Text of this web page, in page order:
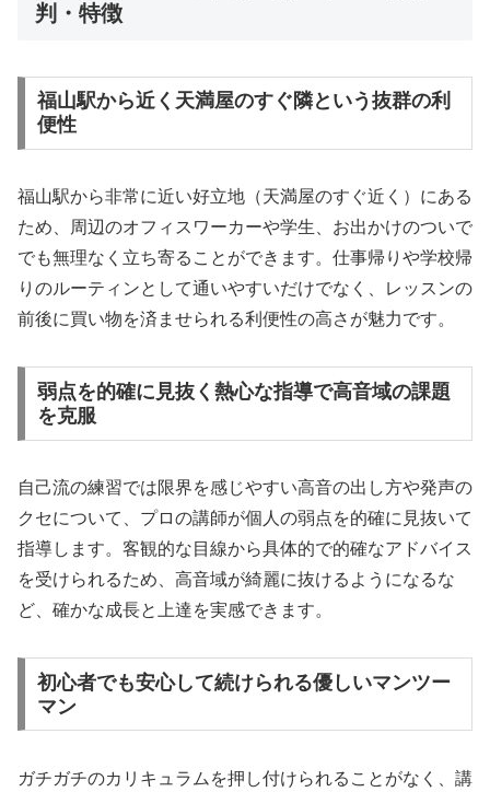
判・特徴
福山駅から近く天満屋のすぐ隣という抜群の利
便性
福山駅から非常に近い好立地（天満屋のすぐ近く）にある
ため、周辺のオフィスワーカーや学生、お出かけのついで
でも無理なく立ち寄ることができます。仕事帰りや学校帰
りのルーティンとして通いやすいだけでなく、レッスンの
前後に買い物を済ませられる利便性の高さが魅力です。
弱点を的確に見抜く熱心な指導で高音域の課題
を克服
自己流の練習では限界を感じやすい高音の出し方や発声の
クセについて、プロの講師が個人の弱点を的確に見抜いて
指導します。客観的な目線から具体的で的確なアドバイス
を受けられるため、高音域が綺麗に抜けるようになるな
ど、確かな成長と上達を実感できます。
初心者でも安心して続けられる優しいマンツー
マン
ガチガチのカリキュラムを押し付けられることがなく、講